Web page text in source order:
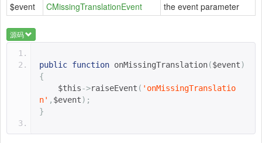
$event
CMissingTranslationEvent the event parameter
源码
public function onMissingTranslation($event)
{
$this->raiseEvent ( 'onMissingTranslatio
n' , $event);
}